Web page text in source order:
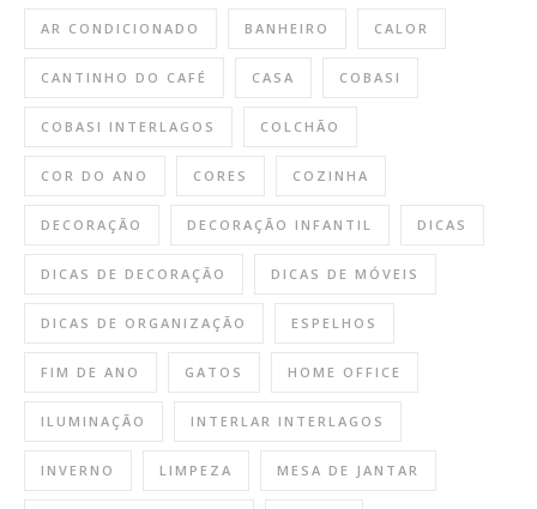
AR CONDICIONADO BANHEIRO CALOR
CANTINHO DO CAFÉ CASA COBASI
COBASI INTERLAGOS COLCHÃO
COR DO ANO CORES COZINHA
DECORAÇÃO DECORAÇÃO INFANTIL DICAS
DICAS DE DECORAÇÃO DICAS DE MÓVEIS
DICAS DE ORGANIZAÇÃO ESPELHOS
FIM DE ANO GATOS HOME OFFICE
ILUMINAÇÃO INTERLAR INTERLAGOS
INVERNO LIMPEZA MESA DE JANTAR